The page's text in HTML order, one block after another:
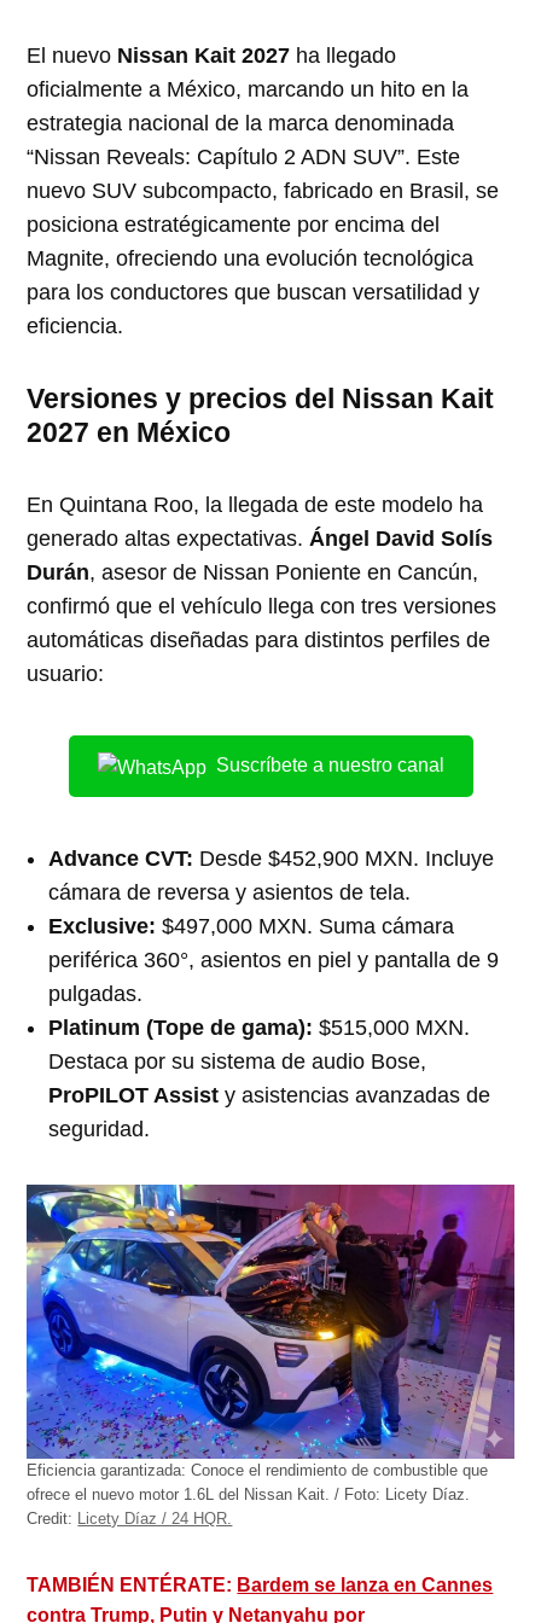
El nuevo Nissan Kait 2027 ha llegado
oficialmente a México, marcando un hito en la
estrategia nacional de la marca denominada
“Nissan Reveals: Capítulo 2 ADN SUV”. Este
nuevo SUV subcompacto, fabricado en Brasil, se
posiciona estratégicamente por encima del
Magnite, ofreciendo una evolución tecnológica
para los conductores que buscan versatilidad y
eficiencia.
Versiones y precios del Nissan Kait
2027 en México
En Quintana Roo, la llegada de este modelo ha
generado altas expectativas.Ángel David Solís
Durán, asesor de Nissan Poniente en Cancún,
confirmó que el vehículo llega con tres versiones
automáticas diseñadas para distintos perfiles de
usuario:
Suscríbete a nuestro canal
Advance CVT: Desde $452,900 MXN. Incluye
cámara de reversa y asientos de tela.
Exclusive: $497,000 MXN. Suma cámara
periférica 360°, asientos en piel y pantalla de 9
pulgadas.
Platinum (Tope de gama): $515,000 MXN.
Destaca por su sistema de audio Bose,
ProPILOT Assist y asistencias avanzadas de
seguridad.
Eficiencia garantizada: Conoce el rendimiento de combustible que
ofrece el nuevo motor 1.6L del Nissan Kait. / Foto: Licety Díaz.
Credit:
Licety Díaz / 24 HQR.
TAMBIÉN ENTÉRATE: Bardem se lanza en Cannes
contra Trump, Putin y Netanyahu por